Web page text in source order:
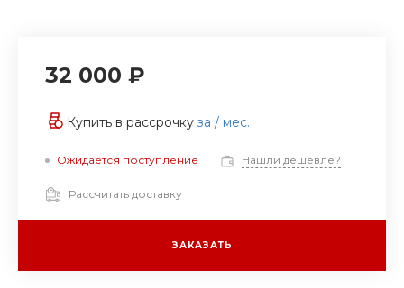
32 000 ₽
Купить в рассрочку за / мес.
Ожидается поступление Нашли дешевле?
Рассчитать доставку
ЗАКАЗАТЬ